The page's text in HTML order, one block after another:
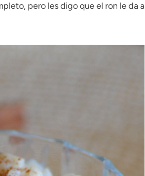
pero les digo que el ron le da a